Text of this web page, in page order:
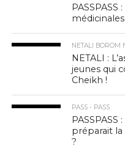
PASSPASS
NETALI BOROM
NETALI :
jeunes qui
Cheikh !
PASS - PASS
préparait la
?